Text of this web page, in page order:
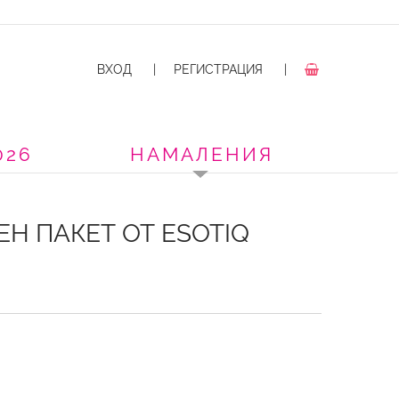
ВХОД РЕГИСТРАЦИЯ
НАМАЛЕНИЯ
ПАКЕТ ОТ ESOTIQ